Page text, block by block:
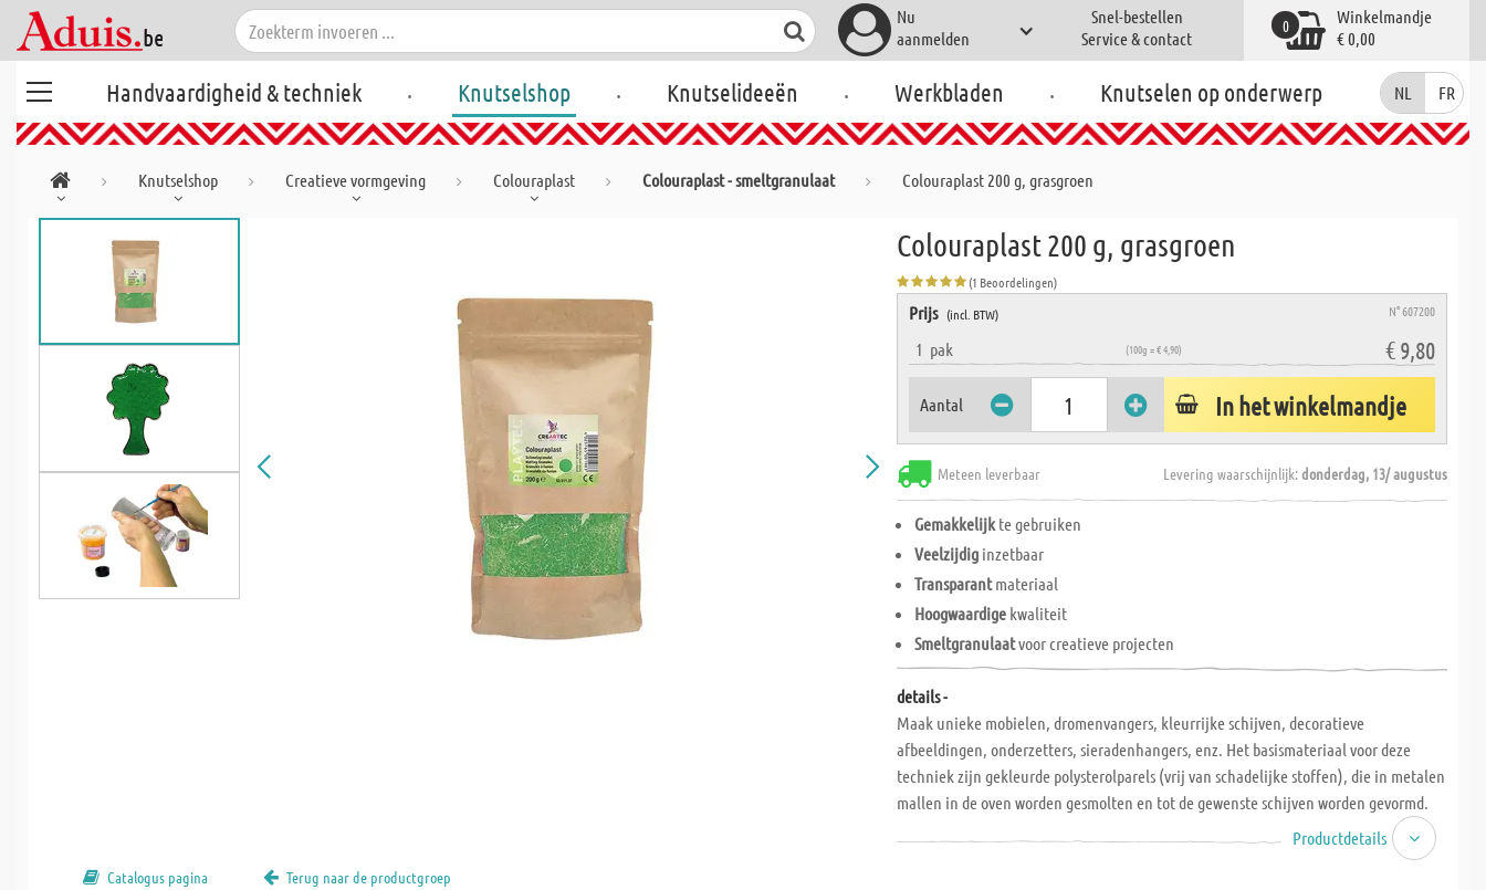
Nu
aanmelden
Snel-bestellen
Service & contact
Winkelmandje
€ 0,00
0
Handvaardigheid & techniek . Knutselshop . Knutselideeën . Werkbladen . Knutselen op onderwerp NL FR
Knutselshop Creatieve vormgeving Colouraplast Colouraplast - smeltgranulaat Colouraplast 200 g, grasgroen
Colouraplast 200 g, grasgroen
(1 Beoordelingen)
Prijs (incl. BTW) N° 607200
1 pak (100g = € 4,90) € 9,80
Aantal In het winkelmandje
Meteen leverbaar Levering waarschijnlijk:donderdag, 13/ augustus
Gemakkelijk te gebruiken
Veelzijdig inzetbaar
Transparantmateriaal
Hoogwaardige kwaliteit
Smeltgranulaatvoor creatieve projecten
details -
Maak unieke mobielen, dromenvangers, kleurrijke schijven, decoratieve
afbeeldingen, onderzetters, sieradenhangers, enz. Het basismateriaal voor deze
techniek zijn gekleurde polysterolparels (vrij van schadelijke stoffen), die in metalen
mallen in de oven worden gesmolten en tot de gewenste schijven worden gevormd.
Incl. verwerkingsinstructies (Duits, Engels, Frans en Italiaans)!Productdetails
Catalogus pagina Terug naar de productgroep